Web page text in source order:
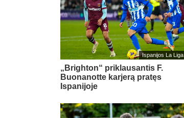
Ispanijos La Liga
„Brighton“ priklausantis F.
Buonanotte karjerą pratęs
Ispanijoje